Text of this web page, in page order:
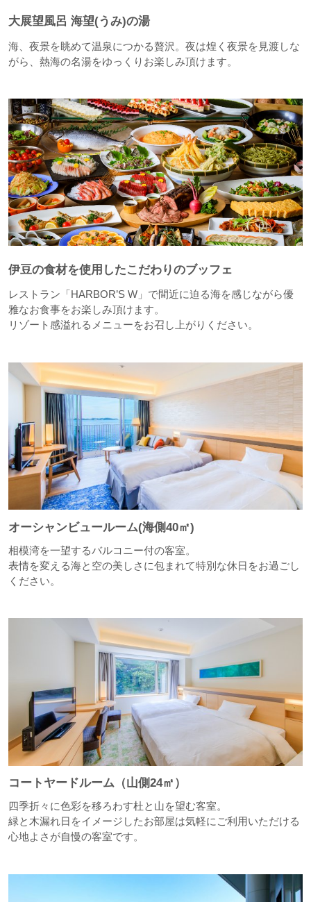
大展望風呂 海望(うみ)の湯
海、夜景を眺めて温泉につかる贅沢。夜は煌く夜景を見渡しな
がら、熱海の名湯をゆっくりお楽しみ頂けます。
伊豆の食材を使用したこだわりのブッフェ
レストラン「HARBOR’S W」で間近に迫る海を感じながら優
雅なお食事をお楽しみ頂けます。
リゾート感溢れるメニューをお召し上がりください。
オーシャンビュールーム(海側40㎡)
相模湾を一望するバルコニー付の客室。
表情を変える海と空の美しさに包まれて特別な休日をお過ごし
ください。
コートヤードルーム（山側24㎡）
四季折々に色彩を移ろわす杜と山を望む客室。
緑と木漏れ日をイメージしたお部屋は気軽にご利用いただける
心地よさが自慢の客室です。